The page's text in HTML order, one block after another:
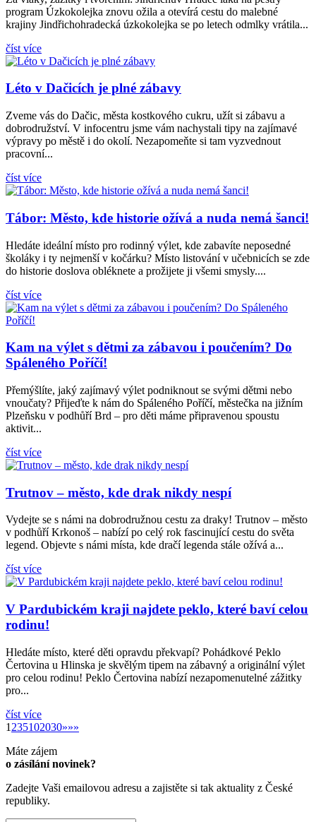
program Úzkokolejka znovu ožila a otevírá cestu do malebné
krajiny Jindřichohradecká úzkokolejka se po letech odmlky vrátila...
číst více
Léto v Dačicích je plné zábavy
Zveme vás do Dačic, města kostkového cukru, užít si zábavu a
dobrodružství. V infocentru jsme vám nachystali tipy na zajímavé
výpravy po městě i do okolí. Nezapomeňte si tam vyzvednout
pracovní...
číst více
Tábor: Město, kde historie ožívá a nuda nemá šanci!
Hledáte ideální místo pro rodinný výlet, kde zabavíte neposedné
školáky i ty nejmenší v kočárku? Místo listování v učebnicích se zde
do historie doslova obléknete a prožijete ji všemi smysly....
číst více
Kam na výlet s dětmi za zábavou i poučením? Do
Spáleného Poříčí!
Přemýšlíte, jaký zajímavý výlet podniknout se svými dětmi nebo
vnoučaty? Přijeďte k nám do Spáleného Poříčí, městečka na jižním
Plzeňsku v podhůří Brd – pro děti máme připravenou spoustu
aktivit...
číst více
Trutnov – město, kde drak nikdy nespí
Vydejte se s námi na dobrodružnou cestu za draky! Trutnov – město
v podhůří Krkonoš – nabízí po celý rok fascinující cestu do světa
legend. Objevte s námi místa, kde dračí legenda stále ožívá a...
číst více
V Pardubickém kraji najdete peklo, které baví celou
rodinu!
Hledáte místo, které děti opravdu překvapí? Pohádkové Peklo
Čertovina u Hlinska je skvělým tipem na zábavný a originální výlet
pro celou rodinu! Peklo Čertovina nabízí nezapomenutelné zážitky
pro...
číst více
1 235102030»»
»»
Máte zájem
o zásílání novinek?
Zadejte Vaši emailovou adresu a zajistěte si tak aktuality z České
republiky.